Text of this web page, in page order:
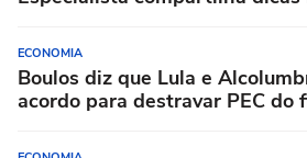
ECONOMIA
Boulos diz que Lula e
acordo para destravar PEC do